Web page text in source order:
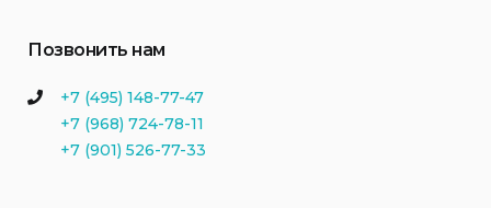
Позвонить нам
+7 (495) 148-77-47
+7 (968) 724-78-11
+7 (901) 526-77-33